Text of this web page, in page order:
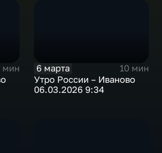
мин
6 марта
10 мин
Утро России – Иваново
06.03.2026 9:34